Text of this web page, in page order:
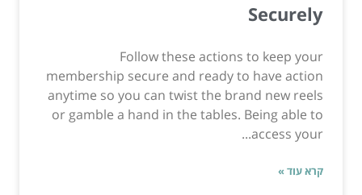
Securely
Follow these actions to keep your
membership secure and ready to have action
anytime so you can twist the brand new reels
or gamble a hand in the tables. Being able to
access your...
קרא עוד »